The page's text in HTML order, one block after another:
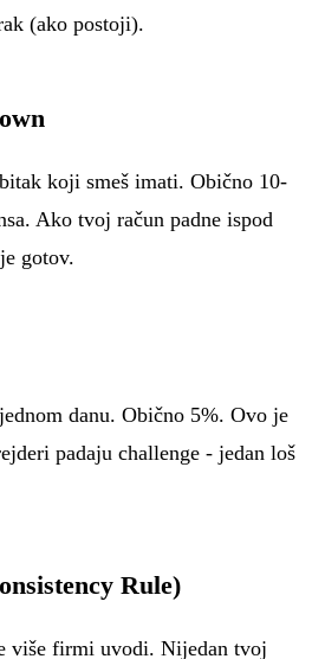
(ako postoji).
koji smeš imati. Obično 10-
Ako tvoj račun padne ispod
gotov.
danu. Obično 5%. Ovo je
padaju challenge - jedan loš
Rule)
više firmi uvodi. Nijedan tvoj